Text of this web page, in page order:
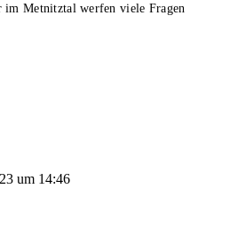
im Metnitztal werfen viele Fragen
um 14:46